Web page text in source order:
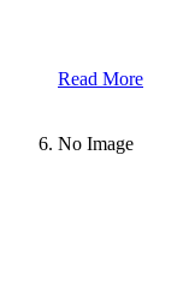
Read More
No Image